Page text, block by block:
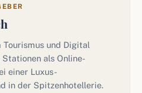
Tourismus und Digital
als Online-
einer Luxus-
in der Spitzenhotellerie.